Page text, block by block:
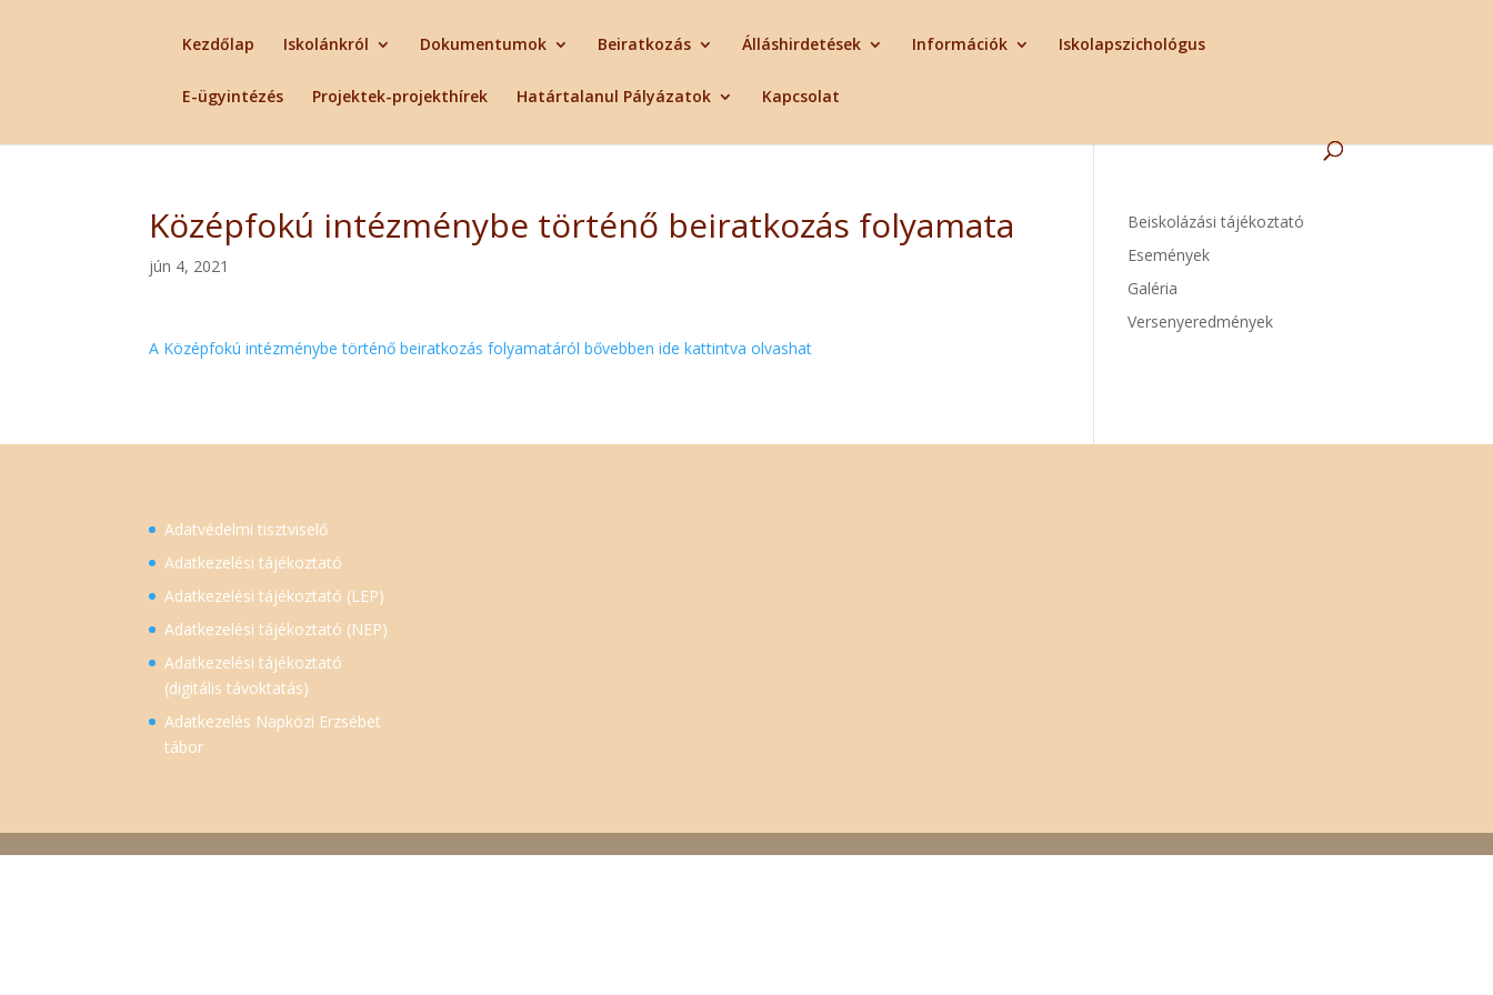
Kezdőlap Iskolánkról Dokumentumok Beiratkozás Álláshirdetések Információk Iskolapszichológus
E-ügyintézés Projektek-projekthírek Határtalanul Pályázatok Kapcsolat
Középfokú intézménybe történő beiratkozás folyamata
jún 4, 2021
A Középfokú intézménybe történő beiratkozás folyamatáról bővebben ide kattintva olvashat
Beiskolázási tájékoztató
Események
Galéria
Versenyeredmények
Adatvédelmi tisztviselő
Adatkezelési tájékoztató
Adatkezelési tájékoztató (LEP)
Adatkezelési tájékoztató (NEP)
Adatkezelési tájékoztató
(digitális távoktatás)
Adatkezelés Napközi Erzsébet
tábor